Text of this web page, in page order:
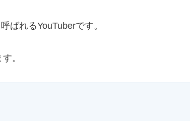
ばれるYouTuberです。
。